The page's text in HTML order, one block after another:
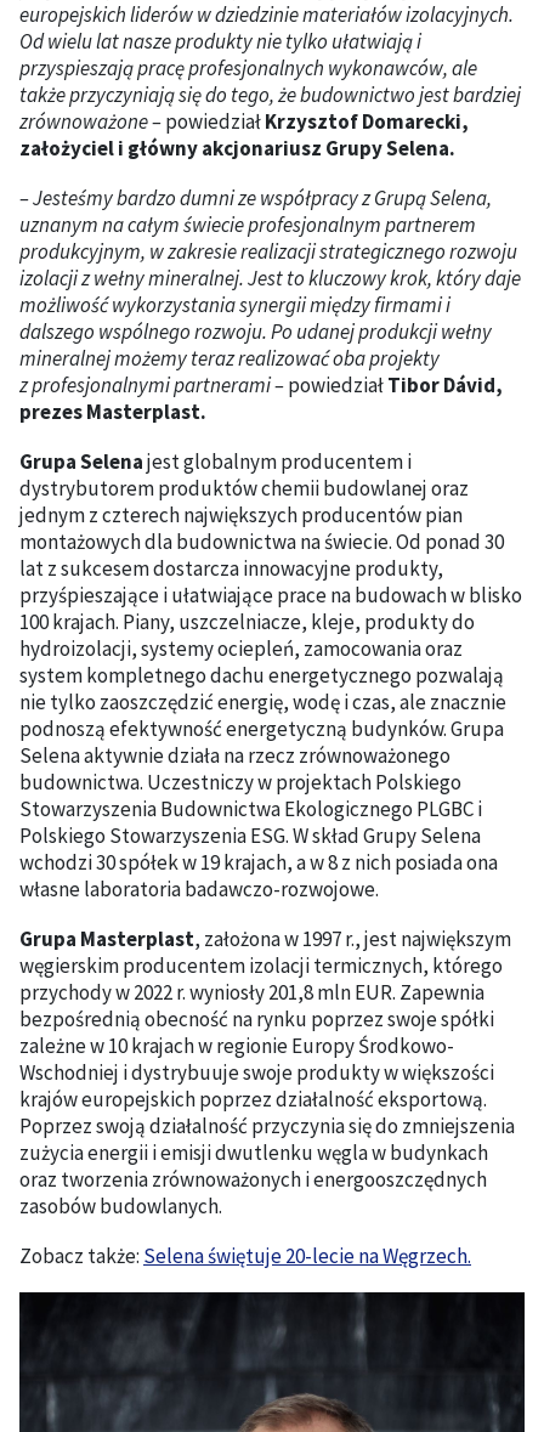
europejskich liderów w dziedzinie materiałów izolacyjnych.
Od wielu lat nasze produkty nie tylko ułatwiają i
przyspieszają pracę profesjonalnych wykonawców, ale
także przyczyniają się do tego, że budownictwo jest bardziej
zrównoważone –powiedziałKrzysztof Domarecki,
założyciel i główny akcjonariusz Grupy Selena.
– Jesteśmy bardzo dumni ze współpracy z Grupą Selena,
uznanym na całym świecie profesjonalnym partnerem
produkcyjnym, w zakresie realizacji strategicznego rozwoju
izolacji z wełny mineralnej. Jest to kluczowy krok, który daje
możliwość wykorzystania synergii między firmami i
dalszego wspólnego rozwoju. Po udanej produkcji wełny
mineralnej możemy teraz realizować oba projekty
z profesjonalnymi partnerami –powiedziałTibor Dávid,
prezes Masterplast.
Grupa Selenajest globalnym producentem i
dystrybutorem produktów chemii budowlanej oraz
jednym z czterech największych producentów pian
montażowych dla budownictwa na świecie. Od ponad 30
lat z sukcesem dostarcza innowacyjne produkty,
przyśpieszające i ułatwiające prace na budowach w blisko
100 krajach. Piany, uszczelniacze, kleje, produkty do
hydroizolacji, systemy ociepleń, zamocowania oraz
system kompletnego dachu energetycznego pozwalają
nie tylko zaoszczędzić energię, wodę i czas, ale znacznie
podnoszą efektywność energetyczną budynków. Grupa
Selena aktywnie działa na rzecz zrównoważonego
budownictwa. Uczestniczy w projektach Polskiego
Stowarzyszenia Budownictwa Ekologicznego PLGBC i
Polskiego Stowarzyszenia ESG. W skład Grupy Selena
wchodzi 30 spółek w 19 krajach, a w 8 z nich posiada ona
własne laboratoria badawczo-rozwojowe.
Grupa Masterplast, założona w 1997 r., jest największym
węgierskim producentem izolacji termicznych, którego
przychody w 2022 r. wyniosły 201,8 mln EUR. Zapewnia
bezpośrednią obecność na rynku poprzez swoje spółki
zależne w 10 krajach w regionie Europy Środkowo-
Wschodniej i dystrybuuje swoje produkty w większości
krajów europejskich poprzez działalność eksportową.
Poprzez swoją działalność przyczynia się do zmniejszenia
zużycia energii i emisji dwutlenku węgla w budynkach
oraz tworzenia zrównoważonych i energooszczędnych
zasobów budowlanych.
Zobacz także: Selena świętuje 20-lecie na Węgrzech.